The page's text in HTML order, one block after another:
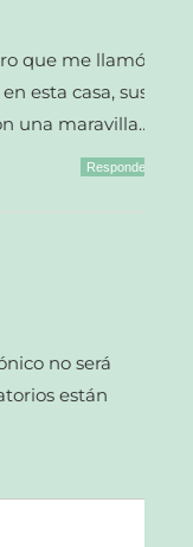
que me llamó
esta casa, sus
una maravilla…
Responder
no será
están